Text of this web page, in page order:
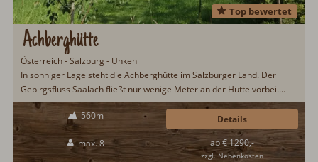
Achberghütte
Top bewertet
Österreich - Salzburg - Unken
In sonniger Lage steht die Achberghütte im Salzburger Land. Der
Gebirgsfluss Saalach fließt nur wenige Meter an der Hütte vorbei.
Hier trifft moderner, offener Baustil auf Salzburger Tradition. Ein
Spielplatz auf dem Grundstück bietet Spaß beim Hüttenurlaub mit der
Familie. Eine Sauna steht ebenfalls bereit.
560m
max. 8 ab € 1290,-
zzgl. Nebenkosten
Details